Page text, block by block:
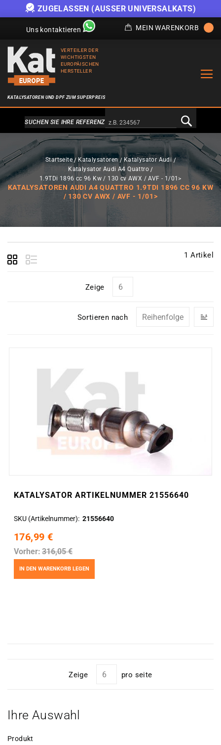
ZUGELASSEN (AUSSER UNIVERSALKATS)
Uns kontaktieren MEIN WARENKORB
VERTEILER DER
WICHTIGSTEN
EUROPÄISCHEN
HERSTELLER
KATALYSATOREN UND DPF ZUM SUPERPREIS
Alternativa a Doofinder
SUCHEN SIE IHRE REFERENZ
Startseite Katalysatoren
Katalysator Audi
Katalysator Audi A4 Quattro
1.9TDi 1896 cc 96 Kw / 130 cv AWX / AVF - 1/01>
KATALYSATOREN AUDI A4 QUATTRO 1.9TDI 1896 CC 96 KW
/ 130 CV AWX / AVF - 1/01>
1 Artikel
Zeige
Sortieren nach
KATALYSATOR ARTIKELNUMMER 21556640
SKU (Artikelnummer) 21556640
176,99 €
Vorher: 316,05 €
IN DEN WARENKORB LEGEN
Zeige pro seite
Ihre Auswahl
Produkt